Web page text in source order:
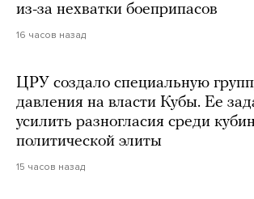
из-за нехватки боеприпасов
16 часов назад
ЦРУ создало специальную
давления на власти Кубы. Ее
усилить разногласия среди
политической элиты
15 часов назад